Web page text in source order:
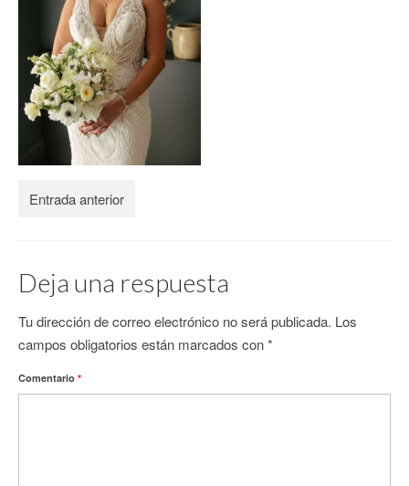
SOBRE LM
CONTACTO
Entrada anterior
Deja una respuesta
Tu dirección de correo electrónico no será publicada. Los
campos obligatorios están marcados con*
Comentario *